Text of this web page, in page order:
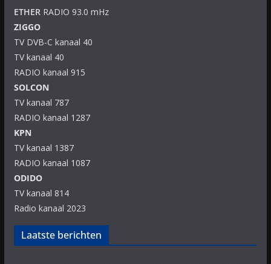
ETHERRADIO 93.0 mHz
ZIGGO
TV DVB-C kanaal 40
TV kanaal 40
RADIO kanaal 915
SOLCON
TV kanaal 787
RADIO kanaal 1287
KPN
TV kanaal 1387
RADIO kanaal 1087
ODIDO
TV kanaal 814
Radio kanaal 2023
Laatste berichten